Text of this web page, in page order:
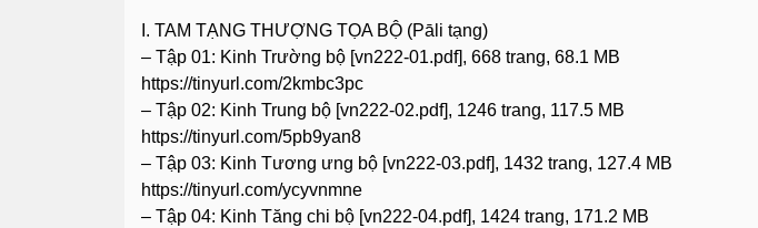
I. TAM TẠNG THƯỢNG TỌA BỘ (Pāli tạng)
– Tập 01: Kinh Trường bộ [vn222-01.pdf], 668 trang, 68.1 MB
https://tinyurl.com/2kmbc3pc
– Tập 02: Kinh Trung bộ [vn222-02.pdf], 1246 trang, 117.5 MB
https://tinyurl.com/5pb9yan8
– Tập 03: Kinh Tương ưng bộ [vn222-03.pdf], 1432 trang, 127.4 MB
https://tinyurl.com/ycyvnmne
– Tập 04: Kinh Tăng chi bộ [vn222-04.pdf], 1424 trang, 171.2 MB